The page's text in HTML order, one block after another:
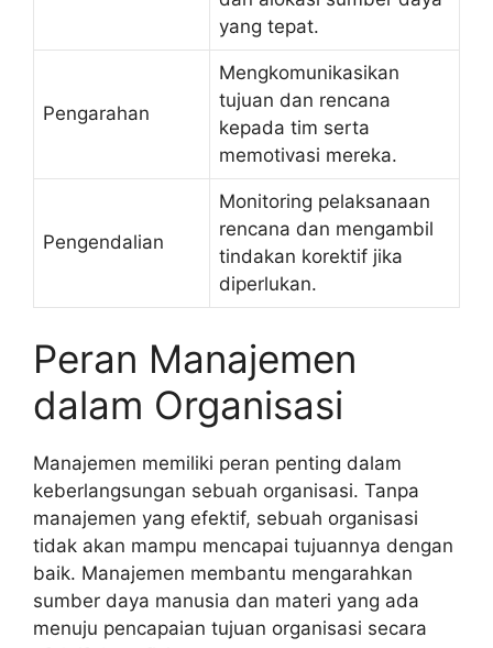
yang tepat.
Pengarahan
Mengkomunikasikan
tujuan dan rencana
kepada tim serta
memotivasi mereka.
Pengendalian
Monitoring pelaksanaan
rencana dan mengambil
tindakan korektif jika
diperlukan.
Peran Manajemen
dalam Organisasi
Manajemen memiliki peran penting dalam
keberlangsungan sebuah organisasi. Tanpa
manajemen yang efektif, sebuah organisasi
tidak akan mampu mencapai tujuannya dengan
baik. Manajemen membantu mengarahkan
sumber daya manusia dan materi yang ada
menuju pencapaian tujuan organisasi secara